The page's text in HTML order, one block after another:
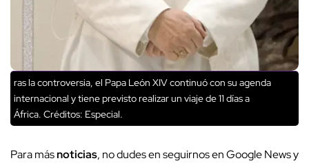
ras la controversia, el Papa León XIV continuó con su agenda
internacional y tiene previsto realizar un viaje de 11 días a
África. Créditos: Especial.
Para másnoticias, no dudes en seguirnos en Google News y